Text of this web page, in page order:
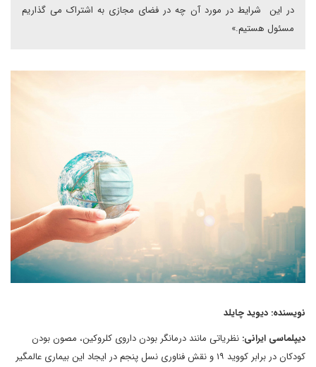
در این شرایط در مورد آن چه در فضای مجازی به اشتراک می گذاریم
مسئول هستیم.»
نویسنده: دیوید چایلد
دیپلماسی ایرانی: نظریاتی مانند درمانگر بودن داروی کلروکین، مصون بودن
کودکان در برابر کووید ۱۹ و نقش فناوری نسل پنجم در ایجاد این بیماری عالمگیر